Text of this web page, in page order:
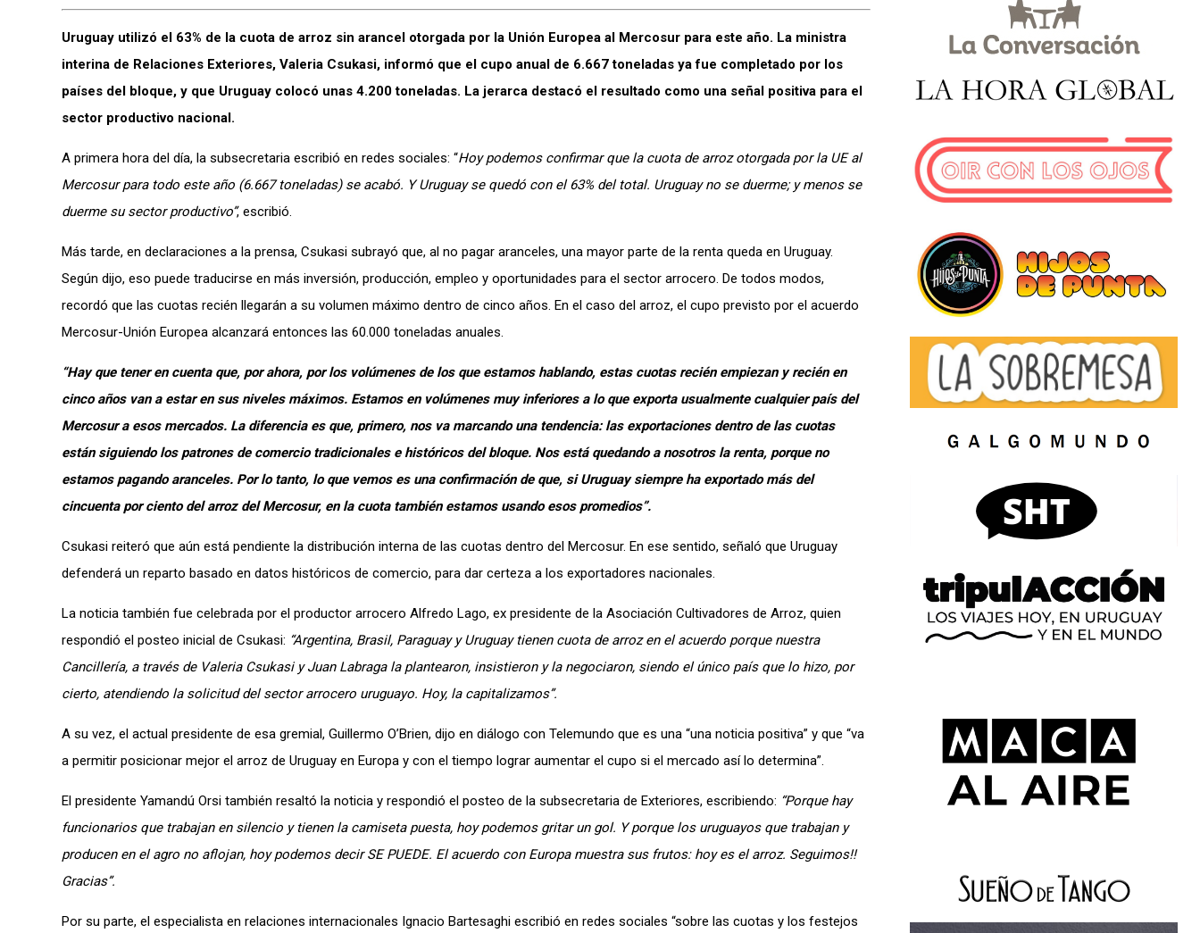
Uruguay utilizó el 63% de la cuota de arroz sin arancel otorgada por la Unión Europea al Mercosur para este año. La ministra
interina de Relaciones Exteriores, Valeria Csukasi, informó que el cupo anual de 6.667 toneladas ya fue completado por los
países del bloque, y que Uruguay colocó unas 4.200 toneladas. La jerarca destacó el resultado como una señal positiva para el
sector productivo nacional.
A primera hora del día, la subsecretaria escribió en redes sociales: “Hoy podemos confirmar que la cuota de arroz otorgada por la UE al
Mercosur para todo este año (6.667 toneladas) se acabó. Y Uruguay se quedó con el 63% del total. Uruguay no se duerme; y menos se
duerme su sector productivo”, escribió.
Más tarde, en declaraciones a la prensa, Csukasi subrayó que, al no pagar aranceles, una mayor parte de la renta queda en Uruguay.
Según dijo, eso puede traducirse en más inversión, producción, empleo y oportunidades para el sector arrocero. De todos modos,
recordó que las cuotas recién llegarán a su volumen máximo dentro de cinco años. En el caso del arroz, el cupo previsto por el acuerdo
Mercosur-Unión Europea alcanzará entonces las 60.000 toneladas anuales.
“Hay que tener en cuenta que, por ahora, por los volúmenes de los que estamos hablando, estas cuotas recién empiezan y recién en
cinco años van a estar en sus niveles máximos. Estamos en volúmenes muy inferiores a lo que exporta usualmente cualquier país del
Mercosur a esos mercados. La diferencia es que, primero, nos va marcando una tendencia: las exportaciones dentro de las cuotas
están siguiendo los patrones de comercio tradicionales e históricos del bloque. Nos está quedando a nosotros la renta, porque no
estamos pagando aranceles. Por lo tanto, lo que vemos es una confirmación de que, si Uruguay siempre ha exportado más del
cincuenta por ciento del arroz del Mercosur, en la cuota también estamos usando esos promedios”.
Csukasi reiteró que aún está pendiente la distribución interna de las cuotas dentro del Mercosur. En ese sentido, señaló que Uruguay
defenderá un reparto basado en datos históricos de comercio, para dar certeza a los exportadores nacionales.
La noticia también fue celebrada por el productor arrocero Alfredo Lago, ex presidente de la Asociación Cultivadores de Arroz, quien
respondió el posteo inicial de Csukasi: “Argentina, Brasil, Paraguay y Uruguay tienen cuota de arroz en el acuerdo porque nuestra
Cancillería, a través de Valeria Csukasi y Juan Labraga la plantearon, insistieron y la negociaron, siendo el único país que lo hizo, por
cierto, atendiendo la solicitud del sector arrocero uruguayo. Hoy, la capitalizamos”.
A su vez, el actual presidente de esa gremial, Guillermo O’Brien, dijo en diálogo con Telemundo que es una “una noticia positiva” y que “va
a permitir posicionar mejor el arroz de Uruguay en Europa y con el tiempo lograr aumentar el cupo si el mercado así lo determina”.
El presidente Yamandú Orsi también resaltó la noticia y respondió el posteo de la subsecretaria de Exteriores, escribiendo: “Porque hay
funcionarios que trabajan en silencio y tienen la camiseta puesta, hoy podemos gritar un gol. Y porque los uruguayos que trabajan y
producen en el agro no aflojan, hoy podemos decir SE PUEDE. El acuerdo con Europa muestra sus frutos: hoy es el arroz. Seguimos!!
Gracias”.
Por su parte, el especialista en relaciones internacionales Ignacio Bartesaghi escribió en redes sociales “sobre las cuotas y los festejos